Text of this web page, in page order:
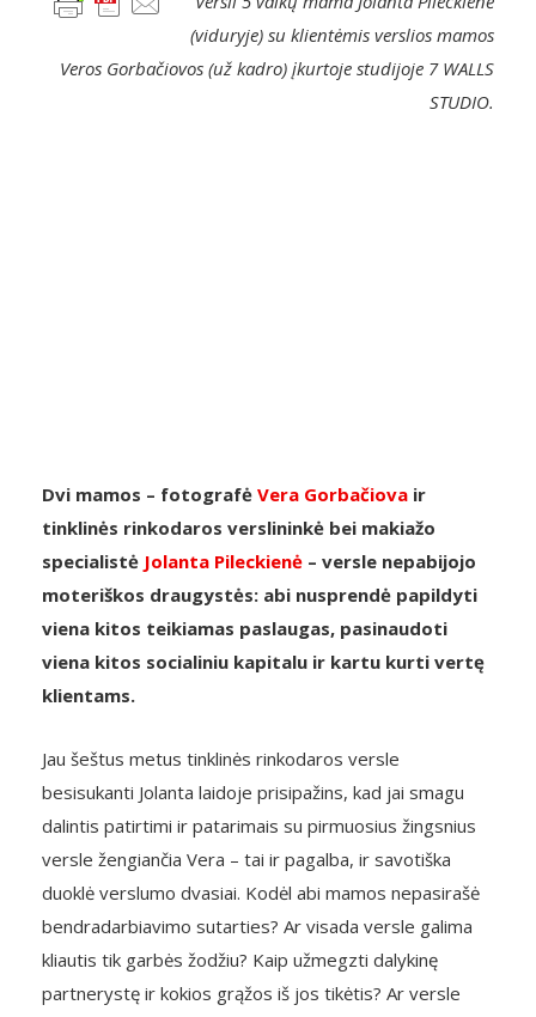
(viduryje) su klientėmis verslios mamos
Veros Gorbačiovos (už kadro) įkurtoje studijoje 7 WALLS
STUDIO.
Dvi mamos – fotografė Vera Gorbačiova ir
tinklinės rinkodaros verslininkė bei makiažo
specialistė Jolanta Pileckienė – versle nepabijojo
moteriškos draugystės: abi nusprendė papildyti
viena kitos teikiamas paslaugas, pasinaudoti
viena kitos socialiniu kapitalu ir kartu kurti vertę
klientams.
Jau šeštus metus tinklinės rinkodaros versle
besisukanti Jolanta laidoje prisipažins, kad jai smagu
dalintis patirtimi ir patarimais su pirmuosius žingsnius
versle žengiančia Vera – tai ir pagalba, ir savotiška
duoklė verslumo dvasiai. Kodėl abi mamos nepasirašė
bendradarbiavimo sutarties? Ar visada versle galima
kliautis tik garbės žodžiu? Kaip užmegzti dalykinę
partnerystę ir kokios grąžos iš jos tikėtis? Ar versle